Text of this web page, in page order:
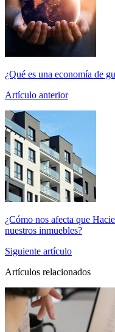
¿Qué es una economía de
Artículo anterior
¿Cómo nos afecta que
nuestros inmuebles?
Siguiente artículo
Artículos relacionados